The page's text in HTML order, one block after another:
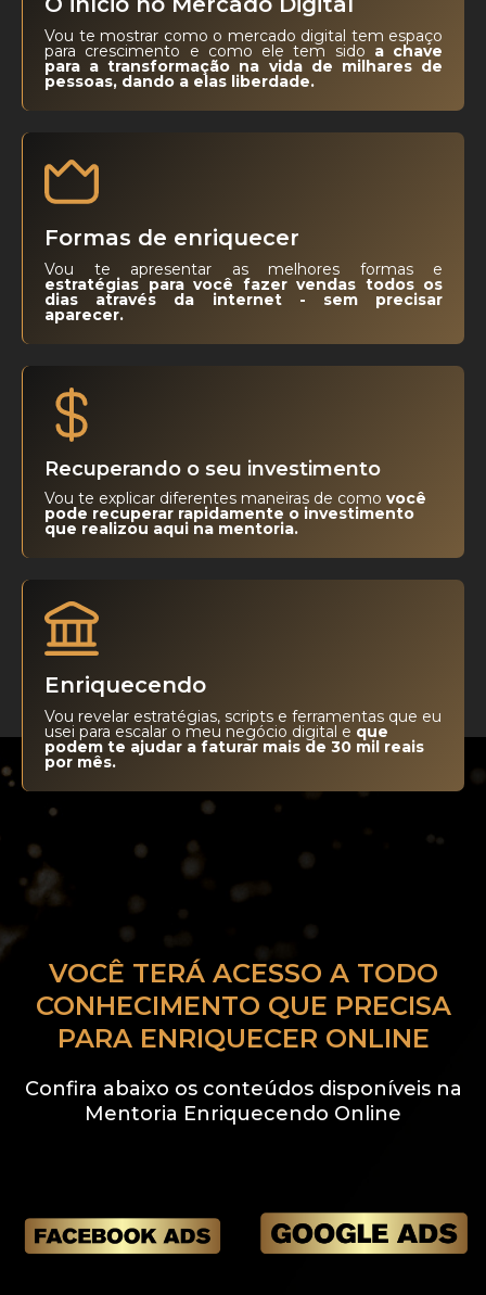
Vou te mostrar como o mercado digital tem espaço
para crescimento e como ele tem sido a chave
para a transformação na vida de milhares de
pessoas, dando a elas liberdade.
Formas de enriquecer
Vou te apresentar as melhores formas e
estratégias para você fazer vendas todos os
dias através da internet - sem precisar
aparecer.
Recuperando o seu investimento
Vou te explicar diferentes maneiras de como você
pode recuperar rapidamente o investimento
que realizou aqui na mentoria.
Enriquecendo
Vou revelar estratégias, scripts e ferramentas que eu
usei para escalar o meu negócio digital e que
podem te ajudar a faturar mais de 30 mil reais
por mês.
VOCÊ TERÁ ACESSO A TODO
CONHECIMENTO QUE PRECISA
PARA ENRIQUECER ONLINE
Confira abaixo os conteúdos disponíveis na
Mentoria Enriquecendo Online